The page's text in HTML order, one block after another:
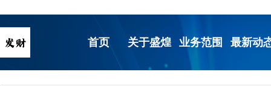
首页 关于盛煌 业务范围 最新动